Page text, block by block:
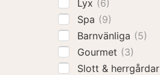
Lyx (6)
Spa (9)
Barnvänliga (5)
Gourmet (3)
Slott & herrgårdar